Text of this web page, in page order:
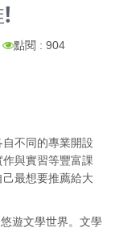
點閱 : 904
不同的專業開設
與實習等豐富課
最想要推薦給大
遊文學世界。文學